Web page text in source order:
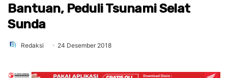
Bantuan, Peduli Tsunami Selat
Sunda
Redaksi 24 Desember 2018